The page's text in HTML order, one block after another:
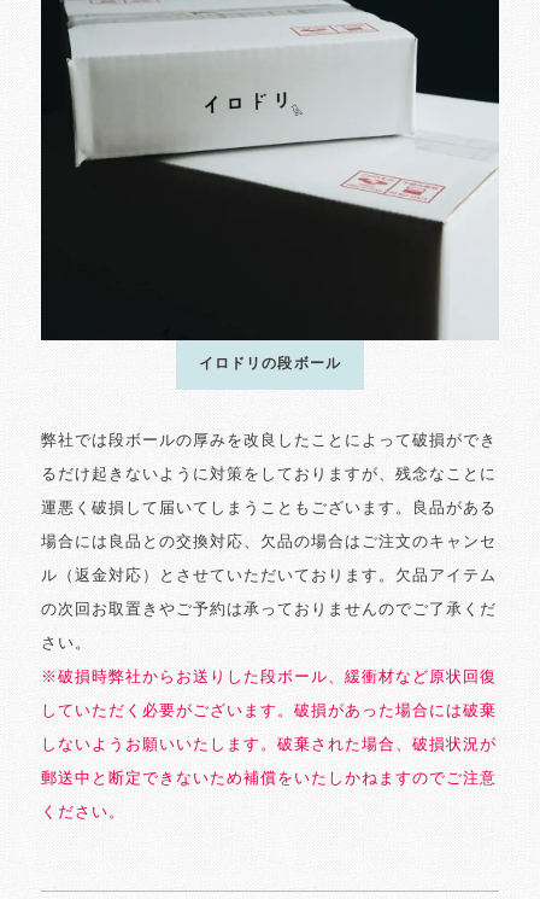
イロドリの段ボール
弊社では段ボールの厚みを改良したことによって破損ができ
るだけ起きないように対策をしておりますが、残念なことに
運悪く破損して届いてしまうこともございます。良品がある
場合には良品との交換対応、欠品の場合はご注文のキャンセ
ル（返金対応）とさせていただいております。欠品アイテム
の次回お取置きやご予約は承っておりませんのでご了承くだ
さい。
※破損時弊社からお送りした段ボール、緩衝材など原状回復
していただく必要がございます。破損があった場合には破棄
しないようお願いいたします。破棄された場合、破損状況が
郵送中と断定できないため補償をいたしかねますのでご注意
ください。